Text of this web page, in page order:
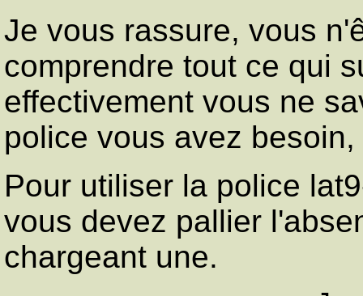
Je vous rassure, vous
comprendre tout ce qui
effectivement vous ne
police vous avez
Pour utiliser la police
vous devez pallier
chargeant une.